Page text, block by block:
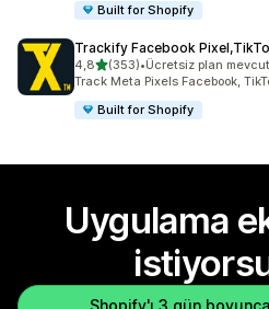
Built for Shopify
Trackify Facebook
4,85 yıldız üzerinden
(353)
toplam 353 değerlendirme
•Ücretsiz plan mevcut
Track Meta Pixels Facebook,
Built for Shopify
Uygulama